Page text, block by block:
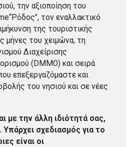
την αξιοποίηση του
τον εναλλακτικό
της τουριστικής
μήνες του χειμώνα, τη
Διαχείρισης
(DMMO) και σειρά
επεξεργαζόμαστε και
του νησιού και σε νέες
με την άλλη ιδιότητά σας,
σχεδιασμός για το
είναι οι